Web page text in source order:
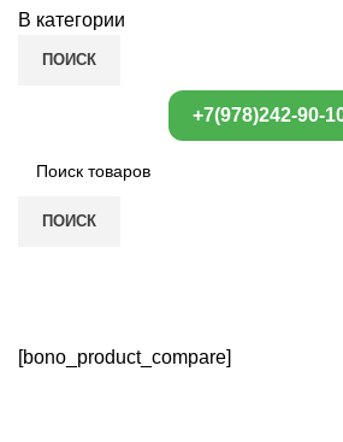
В категории
ПОИСК
+7(978)242-90-
ПОИСК
[bono_product_compare]